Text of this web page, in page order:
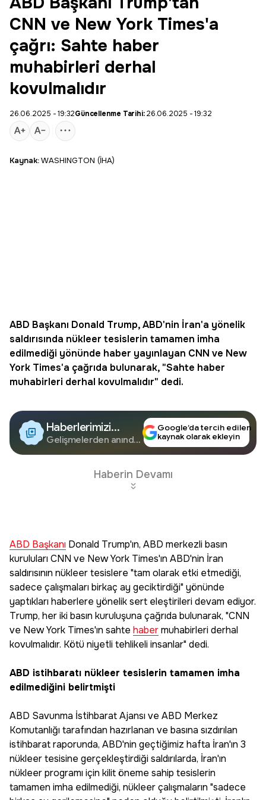
CNN ve New York Times'a
çağrı: Sahte haber
muhabirleri derhal
kovulmalıdır
26.06.2025 - 19:32Güncellenme Tarihi:26.06.2025 - 19:32
Kaynak:WASHINGTON (İHA)
ABD Başkanı Donald Trump, ABD'nin İran'a yönelik
saldırısında nükleer tesislerin tamamen imha
edilmediği yönünde haber yayınlayan CNN ve New
York Times'a çağrıda bulunarak, "Sahte haber
muhabirleri derhal kovulmalıdır" dedi.
Haberlerimizi
Google'da Takip
Edin
Gelişmelerden anında
Google’da tercih edilen
kaynak olarak ekleyin
Haberin Devamı
ABD Başkanı Donald Trump'ın, ABD merkezli basın
kuruluları CNN ve New York Times'ın ABD'nin İran
saldırısının nükleer tesislere "tam olarak etki etmediği,
sadece çalışmaları birkaç ay geciktirdiği" yönünde
yaptıkları haberlere yönelik sert eleştirileri devam ediyor.
Trump, her iki basın kuruluşuna çağrıda bulunarak, "CNN
ve New York Times'ın sahte habermuhabirleri derhal
kovulmalıdır. Kötü niyetli tehlikeli insanlar" dedi.
ABD istihbaratı nükleer tesislerin tamamen imha
edilmediğini belirtmişti
ABD Savunma İstihbarat Ajansı ve ABD Merkez
Komutanlığı tarafından hazırlanan ve basına sızdırılan
istihbarat raporunda, ABD'nin geçtiğimiz hafta İran'ın 3
nükleer tesisine gerçekleştirdiği saldırılarda, İran'ın
nükleer programı için kilit öneme sahip tesislerin
tamamen imha edilmediği, nükleer çalışmaların "sadece